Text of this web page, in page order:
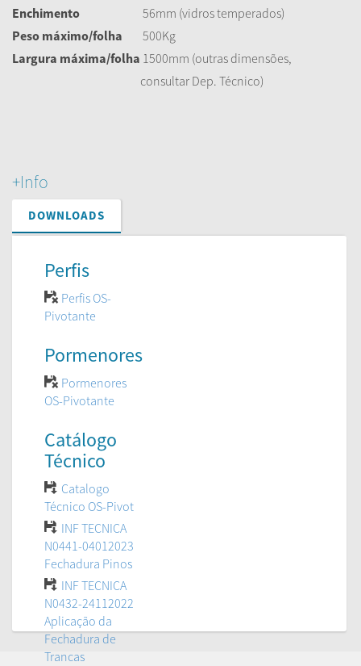
Enchimento
56mm (vidros temperados)
Peso máximo/folha
500Kg
Largura máxima/folha 1500mm (outras dimensões,
consultar Dep. Técnico)
+Info
DOWNLOADS
Perfis
Perfis OS-
Pivotante
Pormenores
Pormenores
OS-Pivotante
Catálogo
Técnico
Catalogo
Técnico OS-Pivot
INF TECNICA
N0441-04012023
Fechadura Pinos
INF TECNICA
N0432-24112022
Aplicação da
Fechadura de
Trancas